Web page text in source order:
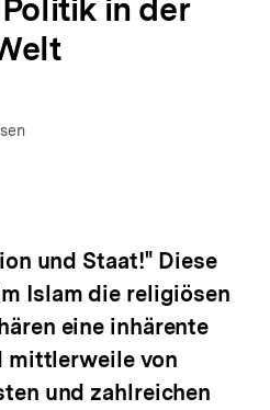
in der
und Staat!" Diese
Islam die religiösen
eine inhärente
mittlerweile von
und zahlreichen